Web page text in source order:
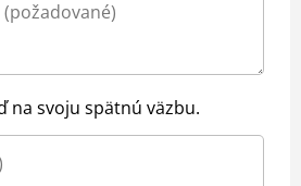
na svoju spätnú väzbu.